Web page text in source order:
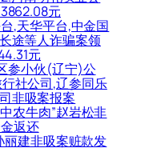
元
,天华平台,中金国
途等人诈骗案领
元
参小伙(辽宁)公
社公司,辽参同乐
非吸案报案
农牛肉”赵岩松非
返还
丽建非吸案赃款发